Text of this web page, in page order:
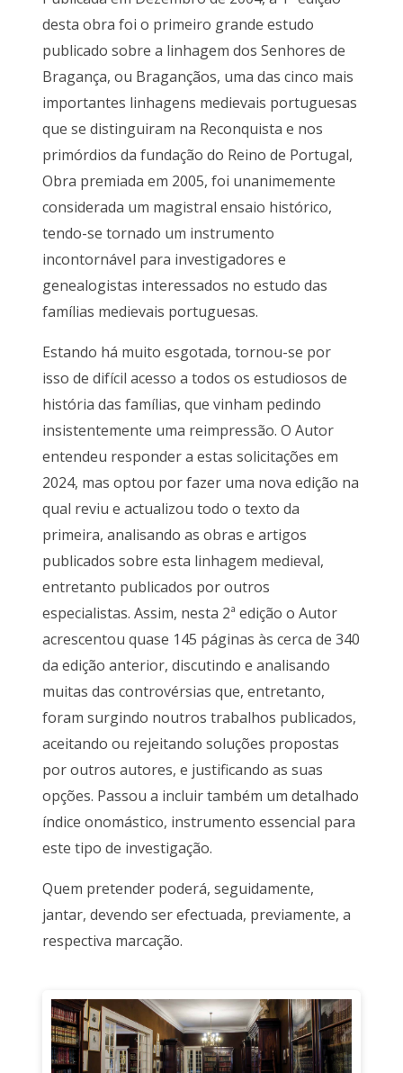
desta obra foi o primeiro grande estudo
publicado sobre a linhagem dos Senhores de
Bragança, ou Bragançãos, uma das cinco mais
importantes linhagens medievais portuguesas
que se distinguiram na Reconquista e nos
primórdios da fundação do Reino de Portugal,
Obra premiada em 2005, foi unanimemente
considerada um magistral ensaio histórico,
tendo-se tornado um instrumento
incontornável para investigadores e
genealogistas interessados no estudo das
famílias medievais portuguesas.
Estando há muito esgotada, tornou-se por
isso de difícil acesso a todos os estudiosos de
história das famílias, que vinham pedindo
insistentemente uma reimpressão. O Autor
entendeu responder a estas solicitações em
2024, mas optou por fazer uma nova edição na
qual reviu e actualizou todo o texto da
primeira, analisando as obras e artigos
publicados sobre esta linhagem medieval,
entretanto publicados por outros
especialistas. Assim, nesta 2ª edição o Autor
acrescentou quase 145 páginas às cerca de 340
da edição anterior, discutindo e analisando
muitas das controvérsias que, entretanto,
foram surgindo noutros trabalhos publicados,
aceitando ou rejeitando soluções propostas
por outros autores, e justificando as suas
opções. Passou a incluir também um detalhado
índice onomástico, instrumento essencial para
este tipo de investigação.
Quem pretender poderá, seguidamente,
jantar, devendo ser efectuada, previamente, a
respectiva marcação.